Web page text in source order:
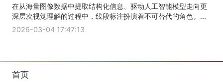
在从海量图像数据中提取结构化信息、驱动人工智能模型走向更
深层次视觉理解的过程中，线段标注扮演着不可替代的角色。...
2026-03-04 17:47:13
首页